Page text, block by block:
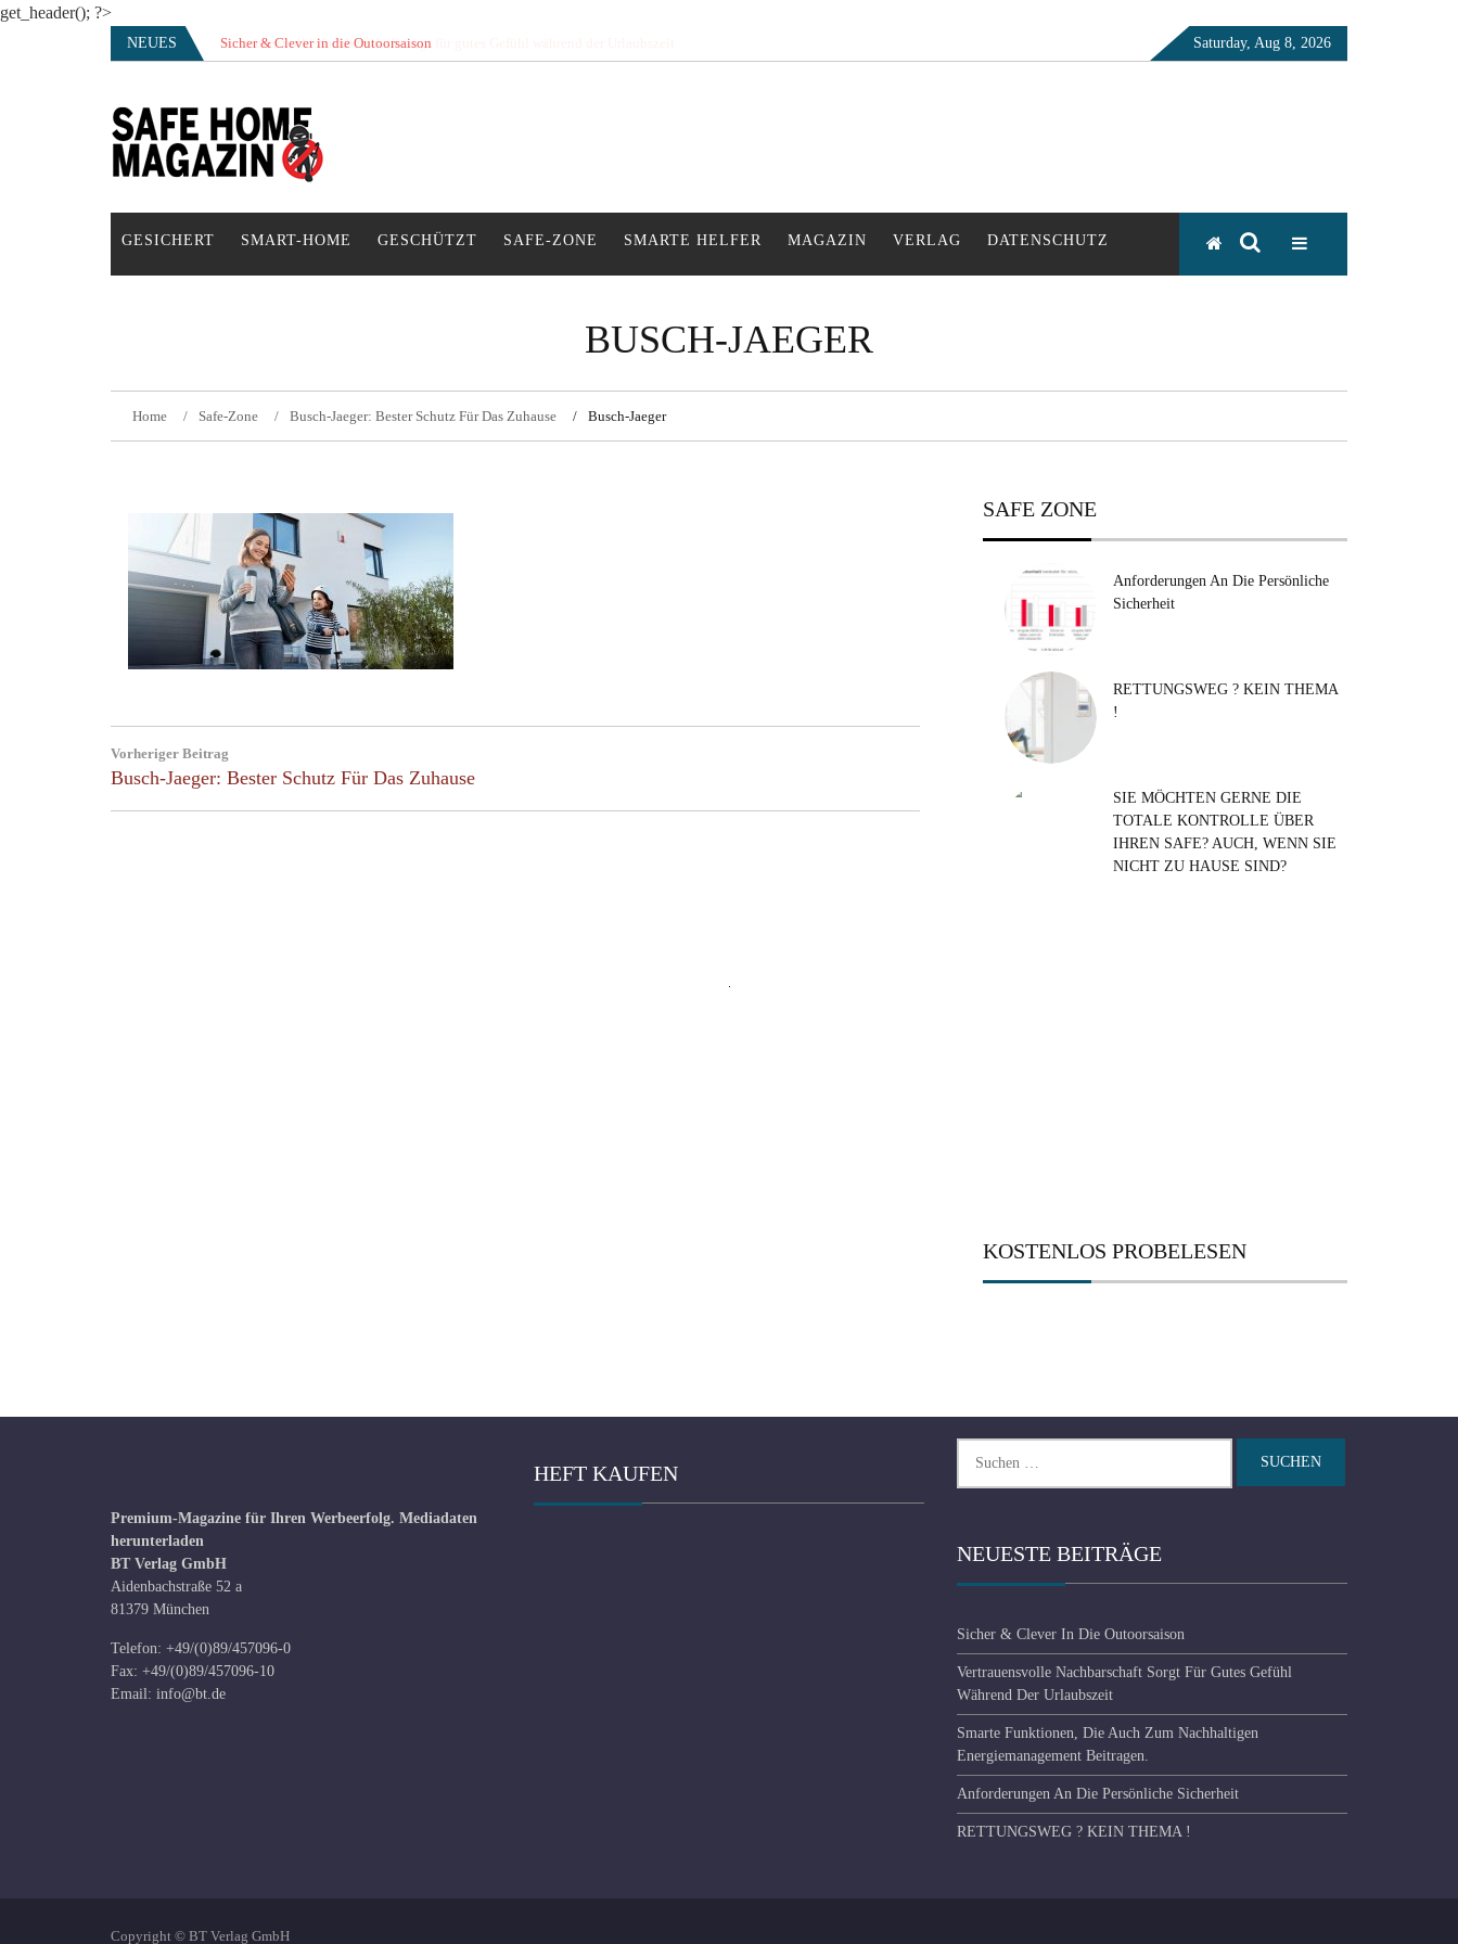
get_header(); ?>
NEUES Sicher & Clever in die Outoorsaison
Vertrauensvolle Nachbarschaft sorgt für gutes Gefühl während der Urlaubszeit Saturday, Aug 8, 2026
SAFE HOME Magazin
Sicherlich sicher ich
GESICHERT SMART-HOME GESCHÜTZT SAFE-ZONE SMARTE HELFER MAGAZIN VERLAG DATENSCHUTZ
BUSCH-JAEGER
Home Safe-Zone Busch-Jaeger: Bester Schutz Für Das Zuhause Busch-Jaeger
Vorheriger Beitrag
Previous
Post:
Busch-Jaeger: Bester Schutz Für Das Zuhause
SAFE ZONE
Anforderungen An Die Persönliche
Sicherheit
RETTUNGSWEG ? KEIN THEMA
!
SIE MÖCHTEN GERNE DIE
TOTALE KONTROLLE ÜBER
IHREN SAFE? AUCH, WENN SIE
NICHT ZU HAUSE SIND?
KOSTENLOS PROBELESEN
Premium-Magazine für Ihren Werbeerfolg. Mediadaten
herunterladen
BT Verlag GmbH
Aidenbachstraße 52 a
81379 München
Telefon: +49/(0)89/457096-0
Fax: +49/(0)89/457096-10
Email: info@bt.de
HEFT KAUFEN
nach:
NEUESTE BEITRÄGE
Sicher & Clever In Die Outoorsaison
Vertrauensvolle Nachbarschaft Sorgt Für Gutes Gefühl
Während Der Urlaubszeit
Smarte Funktionen, Die Auch Zum Nachhaltigen
Energiemanagement Beitragen.
Anforderungen An Die Persönliche Sicherheit
RETTUNGSWEG ? KEIN THEMA !
Copyright © BT Verlag GmbH